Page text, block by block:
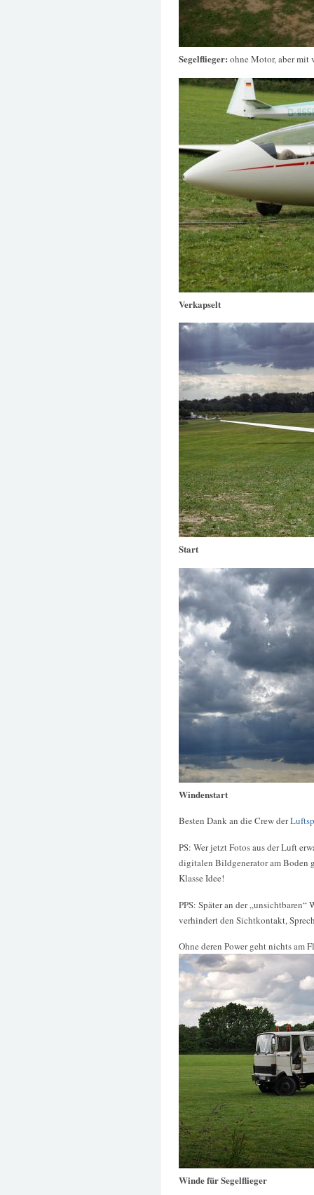
Segelflieger: ohne Motor, aber mit
Verkapselt
Start
Windenstart
Besten Dank an die Crew der
PS: Wer jetzt Fotos aus der Luft
digitalen Bildgenerator am Boden
Klasse Idee!
PPS: Später an der
verhindert den Sichtkontakt,
Ohne deren Power geht nichts am
Winde für Segelflieger